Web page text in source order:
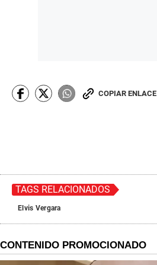
COPIAR ENLACE
TAGS RELACIONADOS
Elvis Vergara